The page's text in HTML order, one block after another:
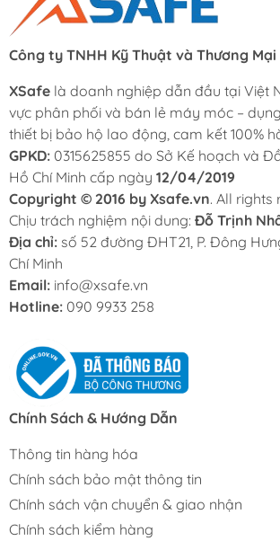
Công ty TNHH Kỹ Thuật và Thương Mại
XSafe là doanh nghiệp dẫn đầu tại Việt
vực phân phối và bán lẻ máy móc –
thiết bị bảo hộ lao động, cam kết 100%
GPKD: 0315625855 do Sở Kế hoạch và
Hồ Chí Minh cấp ngày 12/04/2019
Copyright © 2016 by Xsafe.vn. All rights
Chịu trách nghiệm nội dung: Đỗ Trịnh
Địa chỉ: số 52 đường ĐHT21, P. Đông
Chí Minh
Email: info@xsafe.vn
Hotline: 090 9933 258
Chính Sách & Hướng Dẫn
Thông tin hàng hóa
Chính sách bảo mật thông tin
Chính sách vận chuyển & giao nhận
Chính sách kiểm hàng